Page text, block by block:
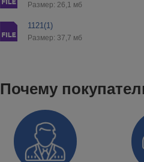
Размер: 26,1 мб
1121(1)
Размер: 37,7 мб
Почему